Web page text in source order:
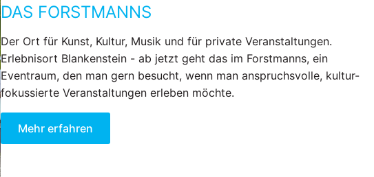
DAS FORSTMANNS
Der Ort für Kunst, Kultur, Musik und für private Veranstaltungen.
Erlebnisort Blankenstein - ab jetzt geht das im Forstmanns, ein
Eventraum, den man gern besucht, wenn man anspruchsvolle, kultur-
fokussierte Veranstaltungen erleben möchte.
Mehr erfahren